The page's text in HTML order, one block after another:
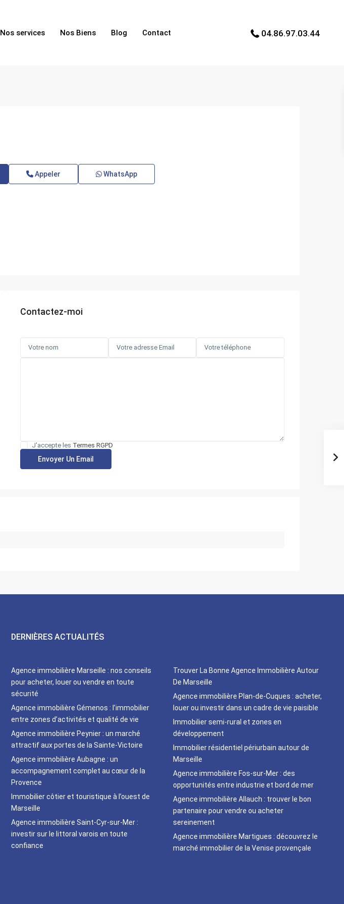
Nos services Nos Biens Blog Contact 04.86.97.03.44
Appeler WhatsApp
Contactez-moi
J'accepte les Termes RGPD
DERNIÈRES ACTUALITÉS
Agence immobilière Marseille : nos conseils
pour acheter, louer ou vendre en toute
sécurité
Agence immobilière Gémenos : l’immobilier
entre zones d’activités et qualité de vie
Agence immobilière Peynier : un marché
attractif aux portes de la Sainte-Victoire
Agence immobilière Aubagne : un
accompagnement complet au cœur de la
Provence
Immobilier côtier et touristique à l’ouest de
Marseille
Agence immobilière Saint-Cyr-sur-Mer :
investir sur le littoral varois en toute
confiance
Trouver La Bonne Agence Immobilière Autour
De Marseille
Agence immobilière Plan-de-Cuques : acheter,
louer ou investir dans un cadre de vie paisible
Immobilier semi-rural et zones en
développement
Immobilier résidentiel périurbain autour de
Marseille
Agence immobilière Fos-sur-Mer : des
opportunités entre industrie et bord de mer
Agence immobilière Allauch : trouver le bon
partenaire pour vendre ou acheter
sereinement
Agence immobilière Martigues : découvrez le
marché immobilier de la Venise provençale